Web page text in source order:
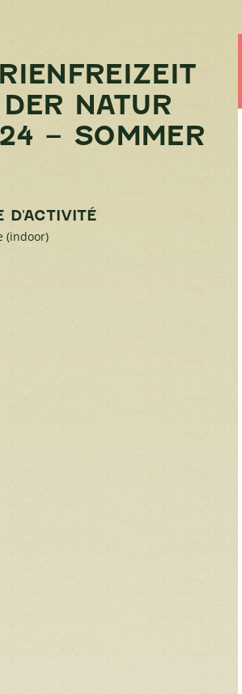
NATUR
– SOMMER
D'ACTIVITÉ
(indoor)